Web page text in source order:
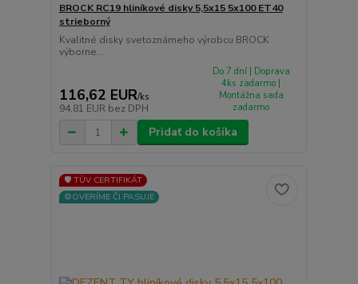
BROCK RC19 hliníkové disky 5,5x15 5x100 ET40
strieborný
Kvalitné disky svetoznámeho výrobcu BROCK
výborne...
116,62 EUR/ks
94,81 EUR bez DPH
Do 7 dní | Doprava
4ks zadarmo |
Montážna sada
zadarmo
Pridať do košíka
🛡️ TÜV CERTIFIKÁT
⚙️OVERÍME ČI PASUJE